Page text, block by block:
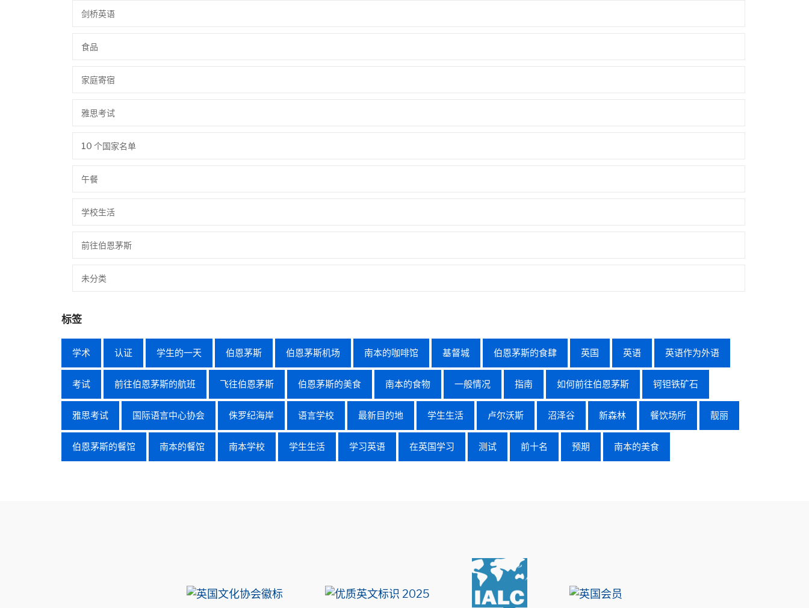
剑桥英语
食品
家庭寄宿
雅思考试
10 个国家名单
午餐
学校生活
前往伯恩茅斯
未分类
标签
学术 认证 学生的一天 伯恩茅斯 伯恩茅斯机场 南本的咖啡馆 基督城 伯恩茅斯的食肆 英国 英语 英语作为外语
考试 前往伯恩茅斯的航班 飞往伯恩茅斯 伯恩茅斯的美食 南本的食物 一般情况 指南 如何前往伯恩茅斯 钶钽铁矿石
雅思考试 国际语言中心协会 侏罗纪海岸 语言学校 最新目的地 学生生活 卢尔沃斯 沼泽谷 新森林 餐饮场所 靓丽
伯恩茅斯的餐馆 南本的餐馆 南本学校 学生生活 学习英语 在英国学习 测试 前十名 预期 南本的美食